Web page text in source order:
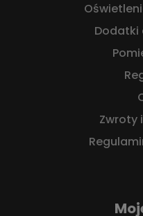
Dodatki
Zwroty